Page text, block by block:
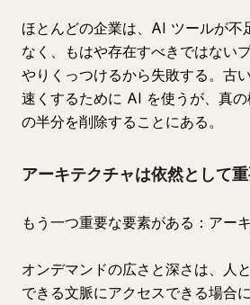
ほとんどの企業は、AI ツールが不
なく、もはや存在すべきではない
やりくっつけるから失敗する。古
速くするために AI を使うが、真
の半分を削除することにある。
アーキテクチャは依然として
もう一つ重要な要素がある：アー
オンデマンドの広さと深さは、人
できる文脈にアクセスできる場合